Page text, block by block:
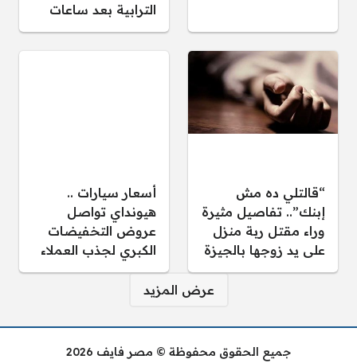
الترابية بعد ساعات
“قالتلي ده مش
إبنك”.. تفاصيل مثيرة
وراء مقتل ربة منزل
على يد زوجها بالجيزة
أسعار سيارات ..
هيونداي تواصل
عروض التخفيضات
الكبري لجذب العملاء
عرض المزيد
جميع الحقوق محفوظة © مصر فايف 2026